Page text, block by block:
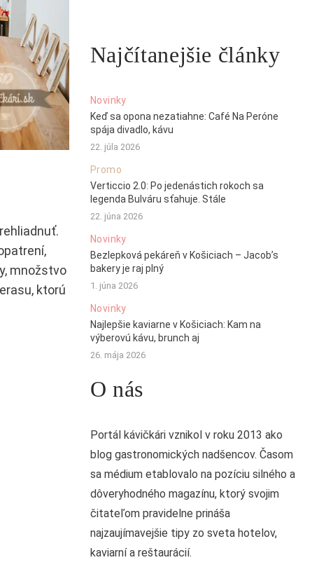
množstvo
ktorú
Najčítanejšie články
Novinky
Keď sa opona nezatiahne: Café Na Peróne
spája divadlo, kávu
22. júla 2026
Promo
Verticcio 2.0: Po jedenástich rokoch sa
legenda Bulváru sťahuje. Stále
22. júna 2026
Novinky
Bezlepková pekáreň v Košiciach – Jacob’s
bakery je raj plný
1. júna 2026
Novinky
Najlepšie kaviarne v Košiciach: Kam na
výberovú kávu, brunch aj
26. mája 2026
O nás
Portál kávičkári vznikol v roku 2013 ako
blog gastronomických nadšencov. Časom
sa médium etablovalo na pozíciu silného a
dôveryhodného magazínu, ktorý svojim
čitateľom pravidelne prináša
najzaujímavejšie tipy zo sveta hotelov,
kaviarní a reštaurácií.